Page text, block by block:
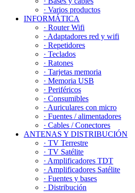
· Varios productos
INFORMÁTICA
· Router Wifi
· Adaptadores red y wifi
· Repetidores
· Teclados
· Ratones
· Tarjetas memoria
· Memoria USB
· Periféricos
· Consumibles
· Auriculares con micro
· Fuentes / alimentadores
· Cables / Conectores
ANTENAS Y DISTRIBUCIÓN
· TV Terrestre
· TV Satélite
· Amplificadores TDT
· Amplificadores Satélite
· Fuentes y bases
· Distribución